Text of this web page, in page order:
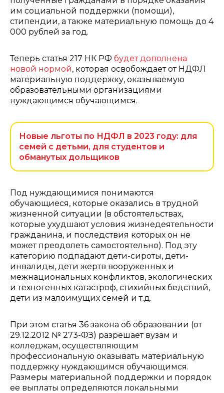
им социальной поддержки (помощи),
стипендии, а также материальную помощь до 4
000 рублей за год.
Теперь статья 217 НК РФ будет дополнена
новой нормой, которая освобождает от НДФЛ
материальную поддержку, оказываемую
образовательными организациями
нуждающимся обучающимся.
Новые льготы по НДФЛ в 2023 году: для
семей с детьми, для студентов и
обманутых дольщиков
Под нуждающимися понимаются
обучающиеся, которые оказались в трудной
жизненной ситуации (в обстоятельствах,
которые ухудшают условия жизнедеятельности
гражданина, и последствия которых он не
может преодолеть самостоятельно). Под эту
категорию подпадают дети-сироты, дети-
инвалиды, дети жертв вооруженных и
межнациональных конфликтов, экологических
и техногенных катастроф, стихийных бедствий,
дети из малоимущих семей и т.д.
При этом статья 36 закона об образовании (от
29.12.2012 № 273-ФЗ) разрешает вузам и
колледжам, осуществляющим
профессиональную оказывать материальную
поддержку нуждающимся обучающимся.
Размеры материальной поддержки и порядок
ее выплаты определяются локальными